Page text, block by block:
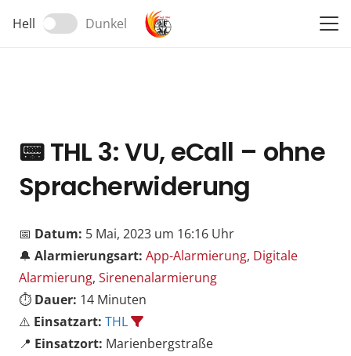
Hell Dunkel
📟THL 3: VU, eCall – ohne
Spracherwiderung
📅 Datum: 5 Mai, 2023 um 16:16 Uhr
🔔 Alarmierungsart: App-Alarmierung, Digitale
Alarmierung, Sirenenalarmierung
⏱️ Dauer: 14 Minuten
⚠️ Einsatzart: THL
📍 Einsatzort: Marienbergstraße